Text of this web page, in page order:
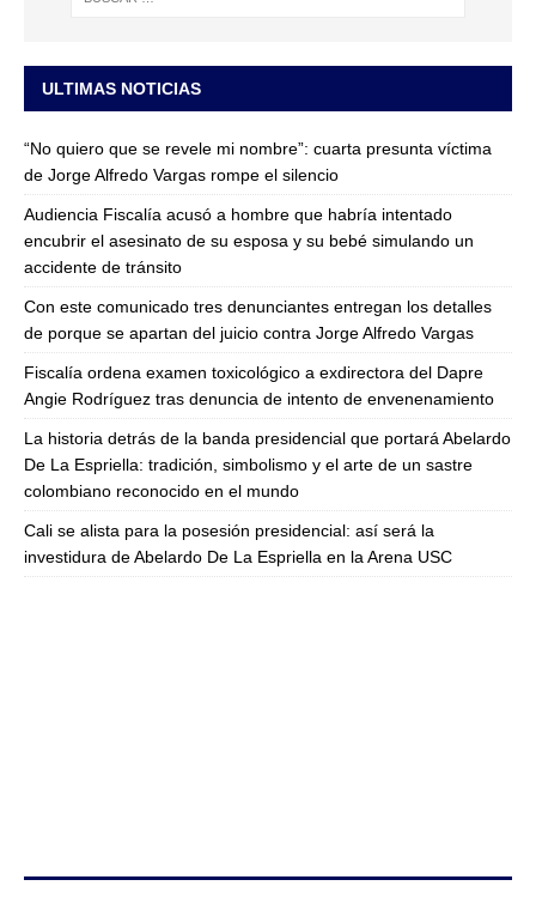
ULTIMAS NOTICIAS
“No quiero que se revele mi nombre”: cuarta presunta víctima
de Jorge Alfredo Vargas rompe el silencio
Audiencia Fiscalía acusó a hombre que habría intentado
encubrir el asesinato de su esposa y su bebé simulando un
accidente de tránsito
Con este comunicado tres denunciantes entregan los detalles
de porque se apartan del juicio contra Jorge Alfredo Vargas
Fiscalía ordena examen toxicológico a exdirectora del Dapre
Angie Rodríguez tras denuncia de intento de envenenamiento
La historia detrás de la banda presidencial que portará Abelardo
De La Espriella: tradición, simbolismo y el arte de un sastre
colombiano reconocido en el mundo
Cali se alista para la posesión presidencial: así será la
investidura de Abelardo De La Espriella en la Arena USC